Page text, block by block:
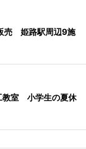
売 姫路駅周辺9施
教室 小学生の夏休